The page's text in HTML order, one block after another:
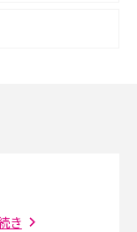
やすく解説
を紹介
の確認方法も解説
き